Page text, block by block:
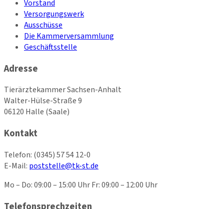
Vorstand
Versorgungswerk
Ausschüsse
Die Kammerversammlung
Geschäftsstelle
Adresse
Tierärztekammer Sachsen-Anhalt
Walter-Hülse-Straße 9
06120 Halle (Saale)
Kontakt
Telefon: (0345) 57 54 12-0
E-Mail: poststelle@tk-st.de
Mo – Do: 09:00 – 15:00 Uhr Fr: 09:00 – 12:00 Uhr
Telefonsprechzeiten